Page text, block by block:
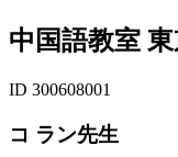
中国語教室
ID 300608001
コ ラン先生